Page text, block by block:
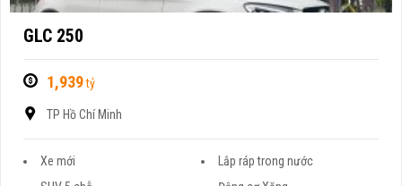
GLC 250
1,939tỷ
TP Hồ Chí Minh
Xe mới
Lắp ráp trong nước